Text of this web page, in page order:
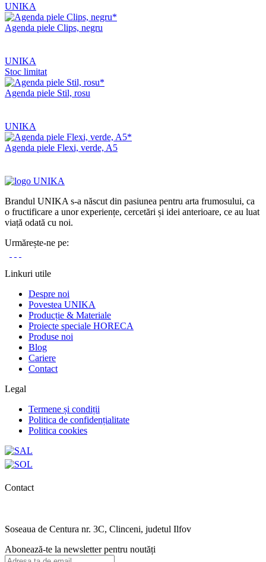
UNIKA
Agenda piele Clips, negru
UNIKA
Stoc limitat
Agenda piele Stil, rosu
UNIKA
Agenda piele Flexi, verde, A5
Brandul UNIKA s-a născut din pasiunea pentru arta frumosului, ca
o fructificare a unor experiențe, cercetări și idei anterioare, ce au luat
viață odată cu noi.
Urmărește-ne pe:
Linkuri utile
Despre noi
Povestea UNIKA
Producție & Materiale
Proiecte speciale HORECA
Produse noi
Blog
Cariere
Contact
Legal
Termene și condiții
Politica de confidențialitate
Politica cookies
Contact
Soseaua de Centura nr. 3C, Clinceni, judetul Ilfov
Abonează-te la newsletter pentru noutăți